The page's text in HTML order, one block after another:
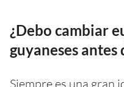
¿Debo cambiar
guyaneses antes
Siempre es una gran